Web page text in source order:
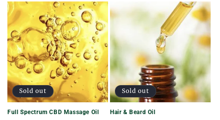
Sold out
Full Spectrum CBD Massage Oil
Sold out
Hair & Beard Oil